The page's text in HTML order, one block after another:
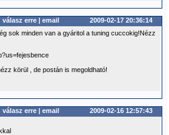
válasz erre | email
2009-02-17 20:36:14
sok minden van a gyáritol a tuning cuccokig!Nézz
körül , de postán is megoldható!
válasz erre | email
2009-02-16 12:57:43